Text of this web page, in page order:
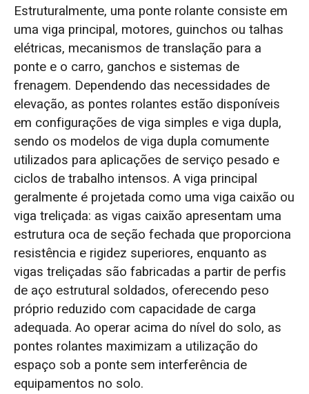
Estruturalmente, uma ponte rolante consiste em
uma viga principal, motores, guinchos ou talhas
elétricas, mecanismos de translação para a
ponte e o carro, ganchos e sistemas de
frenagem. Dependendo das necessidades de
elevação, as pontes rolantes estão disponíveis
em configurações de viga simples e viga dupla,
sendo os modelos de viga dupla comumente
utilizados para aplicações de serviço pesado e
ciclos de trabalho intensos. A viga principal
geralmente é projetada como uma viga caixão ou
viga treliçada: as vigas caixão apresentam uma
estrutura oca de seção fechada que proporciona
resistência e rigidez superiores, enquanto as
vigas treliçadas são fabricadas a partir de perfis
de aço estrutural soldados, oferecendo peso
próprio reduzido com capacidade de carga
adequada. Ao operar acima do nível do solo, as
pontes rolantes maximizam a utilização do
espaço sob a ponte sem interferência de
equipamentos no solo.